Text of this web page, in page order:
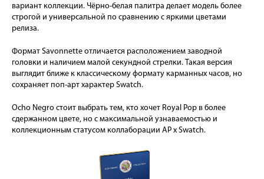
вариант коллекции. Чёрно-белая палитра делает модель более
строгой и универсальной по сравнению с яркими цветами
релиза.
Формат Savonnette отличается расположением заводной
головки и наличием малой секундной стрелки. Такая версия
выглядит ближе к классическому формату карманных часов, но
сохраняет поп-арт характер Swatch.
Ocho Negro стоит выбрать тем, кто хочет Royal Pop в более
сдержанном цвете, но с максимальной узнаваемостью и
коллекционным статусом коллаборации AP x Swatch.